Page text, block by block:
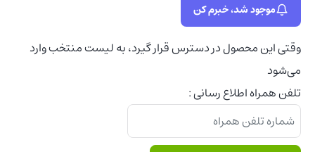
موجود شد، خبرم کن
وقتی این محصول در دسترس قرار گیرد، به لیست منتخب وارد
می‌شود
تلفن همراه اطلاع رسانی :